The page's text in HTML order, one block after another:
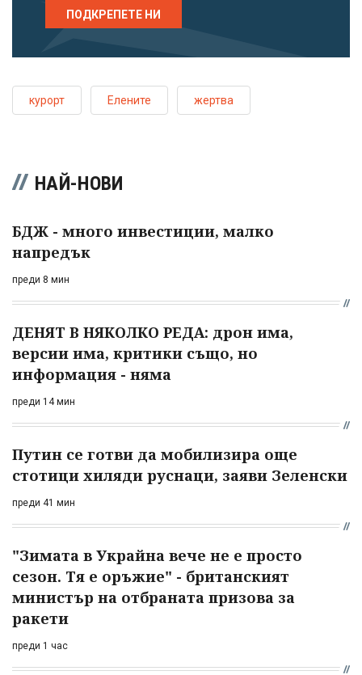
ПОДКРЕПЕТЕ НИ
курорт Елените жертва
НАЙ-НОВИ
БДЖ - много инвестиции, малко
напредък
преди 8 мин
ДЕНЯТ В НЯКОЛКО РЕДА: дрон има,
версии има, критики също, но
информация - няма
преди 14 мин
Путин се готви да мобилизира още
стотици хиляди руснаци, заяви Зеленски
преди 41 мин
"Зимата в Украйна вече не е просто
сезон. Тя е оръжие" - британският
министър на отбраната призова за
ракети
преди 1 час